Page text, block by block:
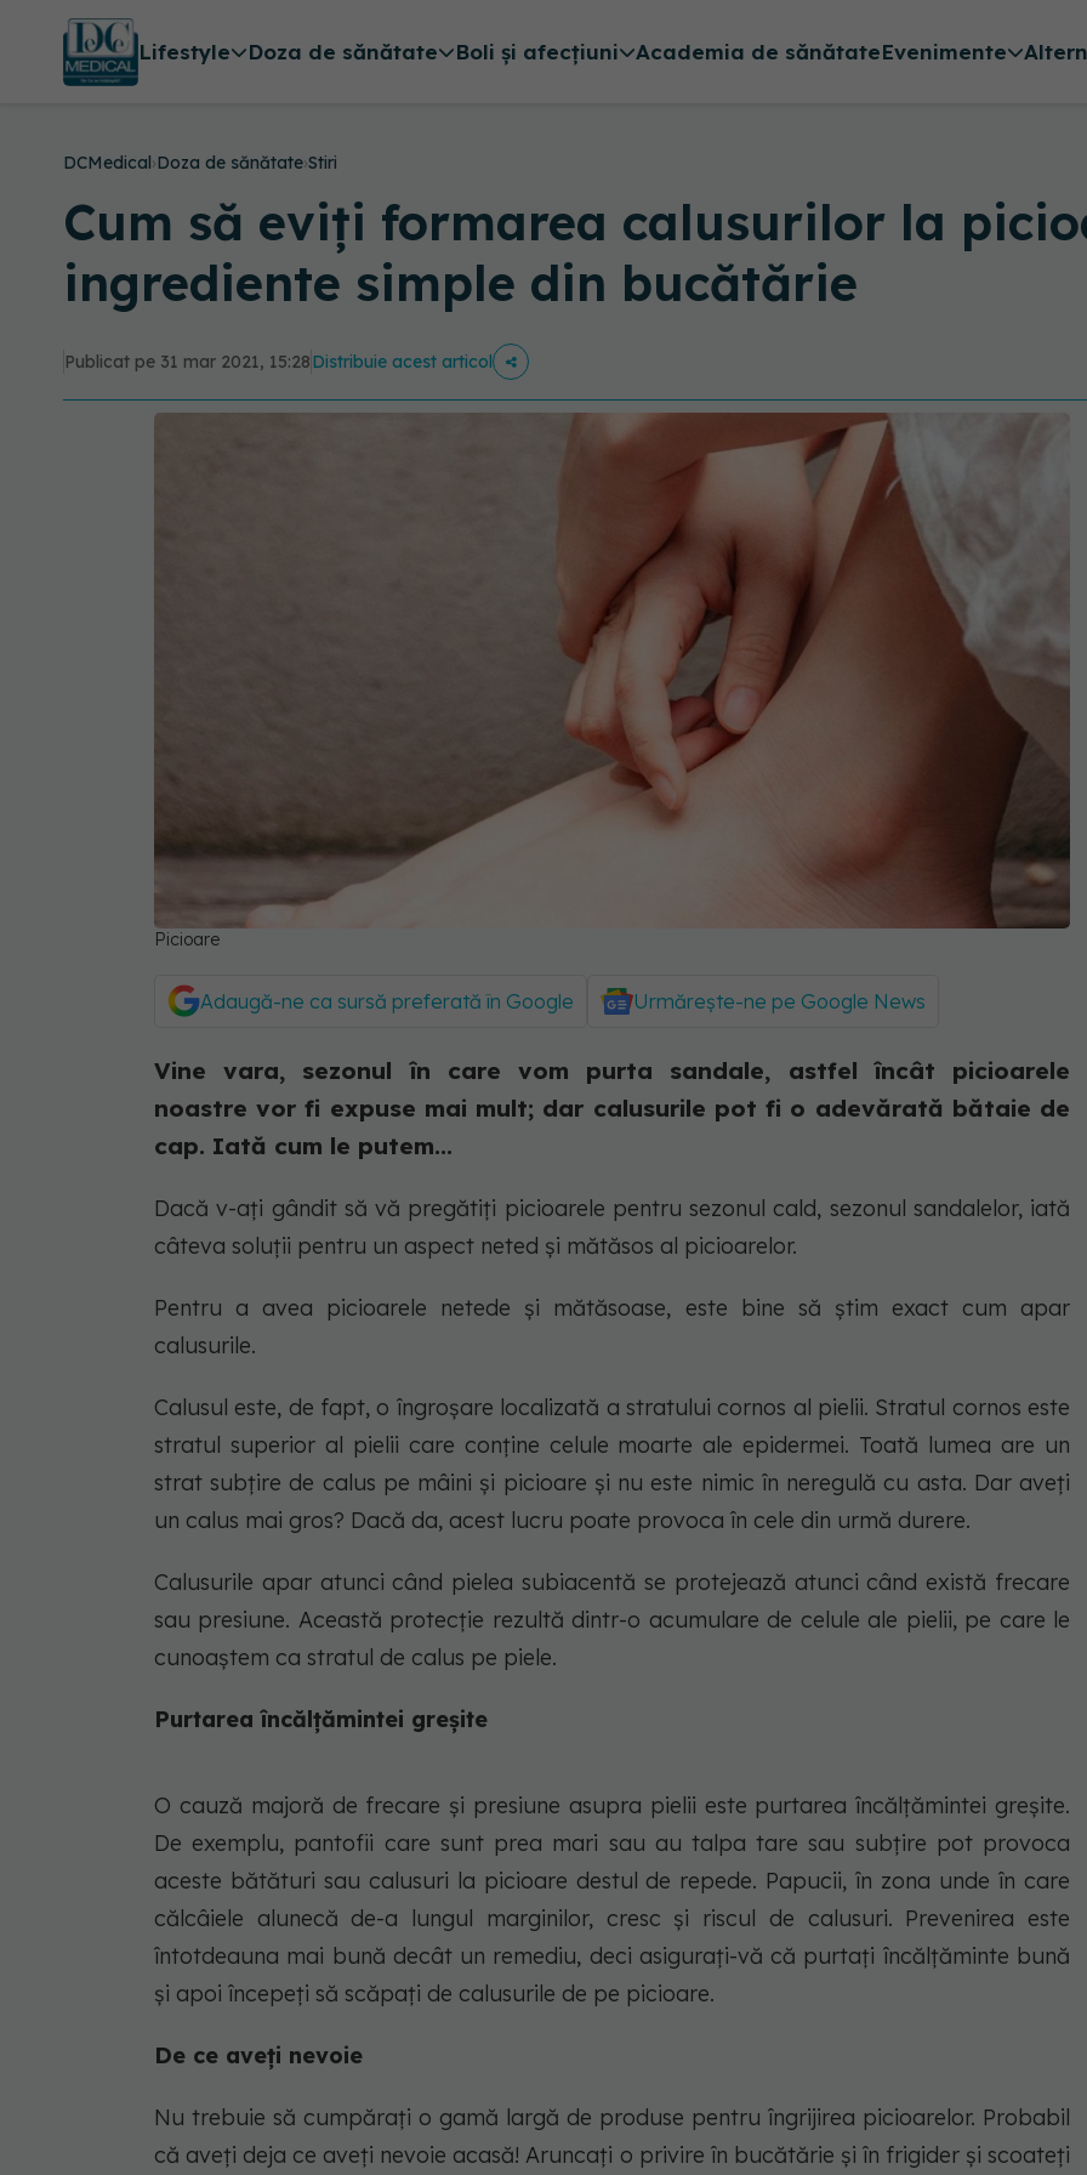
Lifestyle Doza de sănătate Boli și afecțiuni Academia de sănătateEvenimente
DCMedical›Doza de sănătate›Stiri
Cum să eviți formarea calusurilor la
ingrediente simple din bucătărie
Publicat pe 31 mar 2021, 15:28Distribuie acest articol
Picioare
Adaugă-ne ca sursă preferată în Google Urmărește-ne pe Google News
Vine vara, sezonul în care vom purta sandale, astfel încât picioarele
noastre vor fi expuse mai mult; dar calusurile pot fi o adevărată bătaie de
cap. Iată cum le putem...
Dacă v-ați gândit să vă pregătiți picioarele pentru sezonul cald, sezonul sandalelor, iată
câteva soluții pentru un aspect neted și mătăsos al picioarelor.
Pentru a avea picioarele netede și mătăsoase, este bine să știm exact cum apar
calusurile.
Calusul este, de fapt, o îngroșare localizată a stratului cornos al pielii. Stratul cornos este
stratul superior al pielii care conține celule moarte ale epidermei. Toată lumea are un
strat subțire de calus pe mâini și picioare și nu este nimic în neregulă cu asta. Dar aveți
un calus mai gros? Dacă da, acest lucru poate provoca în cele din urmă durere.
Calusurile apar atunci când pielea subiacentă se protejează atunci când există frecare
sau presiune. Această protecție rezultă dintr-o acumulare de celule ale pielii, pe care le
cunoaștem ca stratul de calus pe piele.
Purtarea încălțămintei greșite
O cauză majoră de frecare și presiune asupra pielii este purtarea încălțămintei greșite.
De exemplu, pantofii care sunt prea mari sau au talpa tare sau subțire pot provoca
aceste bătături sau calusuri la picioare destul de repede. Papucii, în zona unde în care
călcâiele alunecă de-a lungul marginilor, cresc și riscul de calusuri. Prevenirea este
întotdeauna mai bună decât un remediu, deci asigurați-vă că purtați încălțăminte bună
și apoi începeți să scăpați de calusurile de pe picioare.
De ce aveți nevoie
Nu trebuie să cumpărați o gamă largă de produse pentru îngrijirea picioarelor. Probabil
că aveți deja ce aveți nevoie acasă! Aruncați o privire în bucătărie și în frigider și scoateți